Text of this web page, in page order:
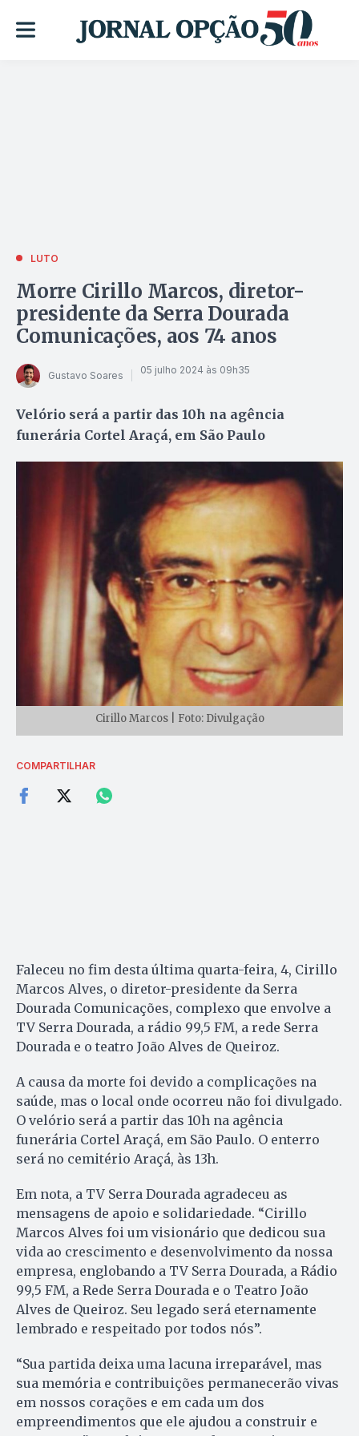
LUTO
Morre Cirillo Marcos, diretor-
presidente da Serra Dourada
Comunicações, aos 74 anos
Gustavo Soares 05 julho 2024 às 09h35
Velório será a partir das 10h na agência
funerária Cortel Araçá, em São Paulo
Cirillo Marcos | Foto: Divulgação
COMPARTILHAR
Faleceu no fim desta última quarta-feira, 4, Cirillo
Marcos Alves, o diretor-presidente da Serra
Dourada Comunicações, complexo que envolve a
TV Serra Dourada, a rádio 99,5 FM, a rede Serra
Dourada e o teatro João Alves de Queiroz.
A causa da morte foi devido a complicações na
saúde, mas o local onde ocorreu não foi divulgado.
O velório será a partir das 10h na agência
funerária Cortel Araçá, em São Paulo. O enterro
será no cemitério Araçá, às 13h.
Em nota, a TV Serra Dourada agradeceu as
mensagens de apoio e solidariedade. “Cirillo
Marcos Alves foi um visionário que dedicou sua
vida ao crescimento e desenvolvimento da nossa
empresa, englobando a TV Serra Dourada, a Rádio
99,5 FM, a Rede Serra Dourada e o Teatro João
Alves de Queiroz. Seu legado será eternamente
lembrado e respeitado por todos nós”.
“Sua partida deixa uma lacuna irreparável, mas
sua memória e contribuições permanecerão vivas
em nossos corações e em cada um dos
empreendimentos que ele ajudou a construir e